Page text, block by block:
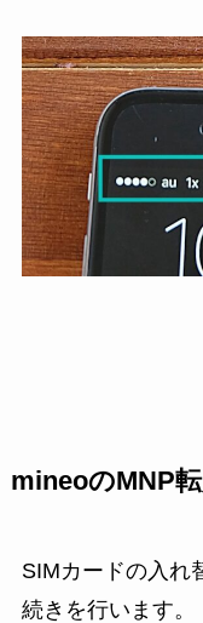
mineoのMNP
SIMカードの入れ
続きを行います。